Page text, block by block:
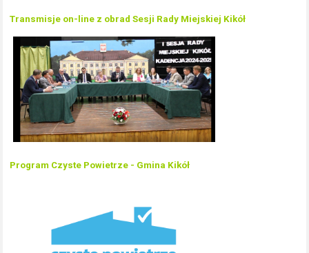
Transmisje on-line z obrad Sesji Rady Miejskiej Kikół
Program Czyste Powietrze - Gmina Kikół